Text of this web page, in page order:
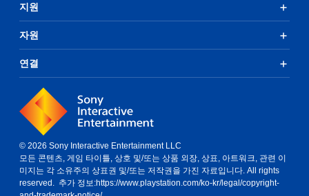
지원
자원
연결
© 2026 Sony Interactive Entertainment LLC
모든 콘텐츠, 게임 타이틀, 상호 및/또는 상품 외장, 상표, 아트워크, 관련 이
미지는 각 소유주의 상표권 및/또는 저작권을 가진 자료입니다. All rights
reserved. 추가 정보:https://www.playstation.com/ko-kr/legal/copyright-